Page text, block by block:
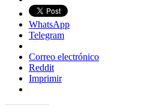
WhatsApp
Telegram
Correo electrónico
Reddit
Imprimir